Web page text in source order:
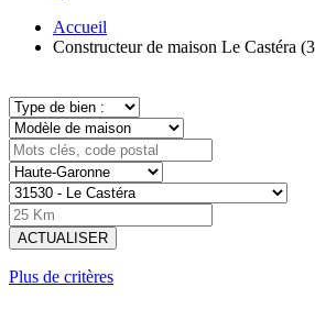
Accueil
Constructeur de maison Le Castéra
ACTUALISER
Plus de critères